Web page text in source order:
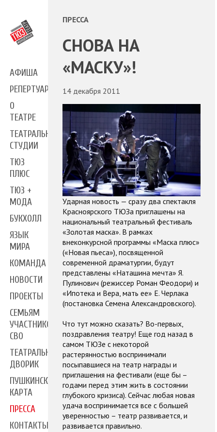
АФИША
РЕПЕРТУАР
О
ТЕАТРЕ
ТЕАТРАЛЬНЫЕ
СТУДИИ
ТЮЗ
ПЛЮС
ТЮЗ +
МОДА
БУКХОЛЛ
ЯЗЫК
МИРА
КОМАНДА
НОВОСТИ
ПРОЕКТЫ
СЕМЬЯМ
УЧАСТНИКОВ
СВО
ТЕАТРАЛЬНЫЙ
ДВОРИК
ПУШКИНСКАЯ
КАРТА
ПРЕССА
КОНТАКТЫ
ПРЕССА
СНОВА НА
«МАСКУ»!
14 декабря 2011
Ударная новость — сразу два спектакля
Красноярского ТЮЗа приглашены на
национальный театральный фестиваль
«Золотая маска». В рамках
внеконкурсной программы «Маска плюс»
(«Новая пьеса»), посвященной
современной драматургии, будут
представлены «Наташина мечта» Я.
Пулинович (режиссер Роман Феодори) и
«Ипотека и Вера, мать ее» Е. Черлака
(постановка Семена Александровского).
Что тут можно сказать? Во-первых,
поздравления театру! Еще год назад в
самом ТЮЗе с некоторой
растерянностью воспринимали
посыпавшиеся на театр награды и
приглашения на фестивали (еще бы –
годами перед этим жить в состоянии
глубокого кризиса). Сейчас любая новая
удача воспринимается все с большей
уверенностью – театр развивается, и
развивается правильно.